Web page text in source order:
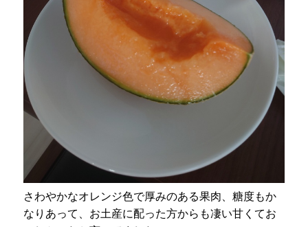
さわやかなオレンジ色で厚みのある果肉、糖度もか
なりあって、お土産に配った方からも凄い甘くてお